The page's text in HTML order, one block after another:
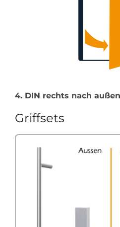
4. DIN rechts nach
Griffsets